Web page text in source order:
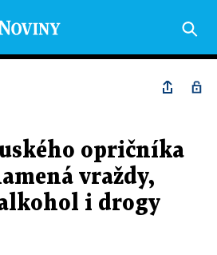
opričníka
vraždy,
i drogy